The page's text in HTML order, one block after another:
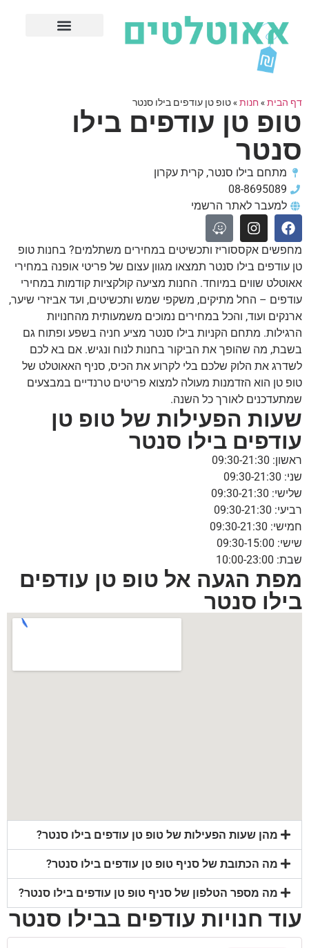
דף הבית» חנות»טופ טן עודפים בילו סנטר
טופ טן עודפים בילו
סנטר
מתחם בילו סנטר, קרית עקרון
08-8695089
למעבר לאתר הרשמי
מחפשים אקססוריז ותכשיטים במחירים משתלמים? בחנות טופ
טן עודפים בילו סנטר תמצאו מגוון עצום של פריטי אופנה במחירי
אאוטלט שווים במיוחד. החנות מציעה קולקציות קודמות במחירי
עודפים – החל מתיקים, משקפי שמש ותכשיטים, ועד אביזרי שיער,
ארנקים ועוד, והכל במחירים נמוכים משמעותית מהחנויות
הרגילות. מתחם הקניות בילו סנטר מציע חניה בשפע ופתוח גם
בשבת, מה שהופך את הביקור בחנות לנוח ונגיש. אם בא לכם
לשדרג את הלוק שלכם בלי לקרוע את הכיס, סניף האאוטלט של
טופ טן הוא הזדמנות מעולה למצוא פריטים טרנדיים במבצעים
שמתעדכנים לאורך כל השנה.
שעות הפעילות של טופ טן
עודפים בילו סנטר
ראשון: 09:30-21:30
שני: 09:30-21:30
שלישי: 09:30-21:30
רביעי: 09:30-21:30
חמישי: 09:30-21:30
שישי: 09:30-15:00
שבת: 10:00-23:00
מפת הגעה אל טופ טן עודפים
בילו סנטר
מהן שעות הפעילות של טופ טן עודפים בילו סנטר?
מה הכתובת של סניף טופ טן עודפים בילו סנטר?
מה מספר הטלפון של סניף טופ טן עודפים בילו סנטר?
עוד חנויות עודפים בבילו סנטר